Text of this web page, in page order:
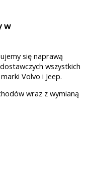
w
się naprawą
wszystkich
Volvo i Jeep.
wraz z wymianą